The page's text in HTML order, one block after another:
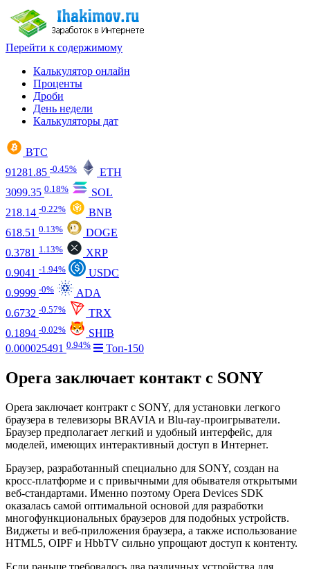
Перейти к содержимому
Калькулятор онлайн
Проценты
Дроби
День недели
Калькуляторы дат
BTC
91281.85 -0.45%
ETH
3099.35 0.18%
SOL
218.14 -0.22%
BNB
618.51 0.13%
DOGE
0.3781 1.13%
XRP
0.9041 -1.94%
USDC
0.9999 -0%
ADA
0.6732 -0.57%
TRX
0.1894 -0.02%
SHIB
0.000025491 0.94% Топ-150
Opera заключает контакт с SONY
Opera заключает контракт с SONY, для установки легкого
браузера в телевизоры BRAVIA и Blu-ray-проигрыватели.
Браузер предполагает легкий и удобный интерфейс, для
моделей, имеющих интерактивный доступ в Интернет.
Браузер, разработанный специально для SONY, создан на
кросс-платформе и с привычными для обывателя открытыми
веб-стандартами. Именно поэтому Opera Devices SDK
оказалась самой оптимальной основой для разработки
многофункциональных браузеров для подобных устройств.
Виджеты и веб-приложения браузера, а также использование
HTML5, OIPF и HbbTV сильно упрощают доступ к контенту.